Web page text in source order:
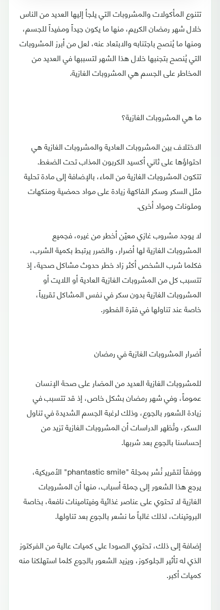
تتنوع المأكولات والمشروبات التي يلجأ إليها العديد من الناس
خلال شهر رمضان الكريم، منها ما يكون جيداً ومفيداً للجسم،
ومنها ما يُنصح باجتنابه والابتعاد عنه، لعل من أبرز المشروبات
التي يُنصح بتجنبها خلال هذا الشهر لتسببها في العديد من
المخاطر على الجسم هي المشروبات الغازية.
ما هي المشروبات الغازية؟
الاختلاف بين المشروبات العادية والمشروبات الغازية هي
احتواؤها على ثاني أكسيد الكربون المذاب تحت الضغط.
تتكون المشروبات الغازية من الماء، بالإضافة إلى مادة تحلية
مثل السكر وسكر الفاكهة زيادة على مواد حمضية ومنكهات
وملونات ومواد أخرى.
لا يوجد مشروب غازي معيّن أخطر من غيره، فجميع
المشروبات الغازية لها أضرار، والضرر يرتبط بكمية الشرب،
فكلما شرب الشخص أكثر زاد خطر حدوث مشاكل صحية، إذ
تتسبب كل من المشروبات الغازية العادية أو اللايت أو
المشروبات الغازية بدون سكر في نفس المشاكل تقريباً،
خاصة عند تناولها في فترة الفطور.
أضرار المشروبات الغازية في رمضان
للمشروبات الغازية العديد من المضار على صحة الإنسان
عموماً، وفي شهر رمضان بشكل خاص، إذ قد تتسبب في
زيادة الشعور بالجوع، وذلك لرغبة الجسم الشديدة في تناول
السكر، وتُظهر الدراسات أن المشروبات الغازية تزيد من
إحساسنا بالجوع بعد شربها.
ووفقاً لتقرير نُشر بمجلة "phantastic smile" الأمريكية،
يرجع هذا الشعور إلى جملة أسباب، منها أن المشروبات
الغازية لا تحتوي على عناصر غذائية وفيتامينات نافعة، بخاصة
البروتينات، لذلك غالباً ما نشعر بالجوع بعد تناولها.
إضافة إلى ذلك، تحتوي الصودا على كميات عالية من الفركتوز
الذي له تأثير الجلوكوز، ويزيد الشعور بالجوع كلما استهلكنا منه
كميات أكبر.